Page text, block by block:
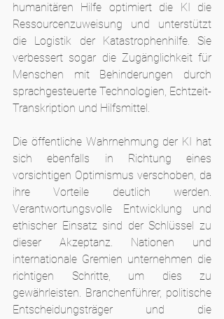
humanitären Hilfe optimiert die KI die
Ressourcenzuweisung und unterstützt
die Logistik der Katastrophenhilfe. Sie
verbessert sogar die Zugänglichkeit für
Menschen mit Behinderungen durch
sprachgesteuerte Technologien, Echtzeit-
Transkription und Hilfsmittel.
Die öffentliche Wahrnehmung der KI hat
sich ebenfalls in Richtung eines
vorsichtigen Optimismus verschoben, da
ihre Vorteile deutlich werden.
Verantwortungsvolle Entwicklung und
ethischer Einsatz sind der Schlüssel zu
dieser Akzeptanz. Nationen und
internationale Gremien unternehmen die
richtigen Schritte, um dies zu
gewährleisten. Branchenführer, politische
Entscheidungsträger und die